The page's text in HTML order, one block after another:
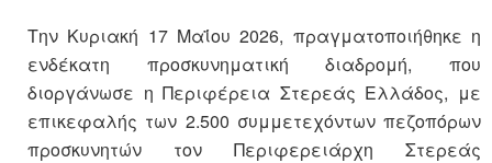
Την Κυριακή 17 Μαΐου 2026, πραγματοποιήθηκε η
ενδέκατη προσκυνηματική διαδρομή, που
διοργάνωσε η Περιφέρεια Στερεάς Ελλάδος, με
επικεφαλής των 2.500 συμμετεχόντων πεζοπόρων
προσκυνητών τον Περιφερειάρχη Στερεάς